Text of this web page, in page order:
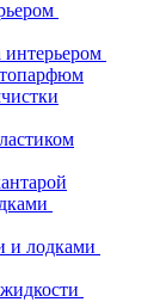
интерьером
и лодками